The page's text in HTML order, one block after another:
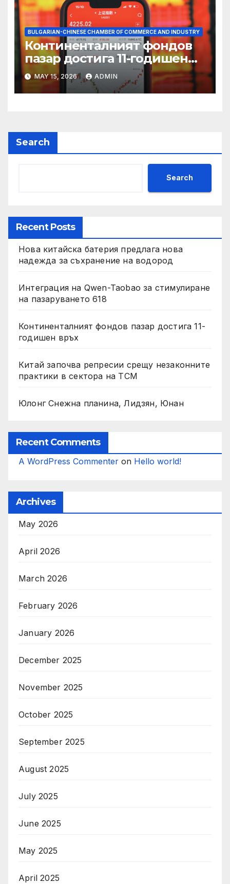
BULGARIAN-CHINESE CHAMBER OF COMMERCE AND INDUSTRY
Континенталният фондов
пазар достига 11-годишен
връх
MAY 15, 2026 ADMIN
Search
Search
Recent Posts
Нова китайска батерия предлага нова
надежда за съхранение на водород
Интеграция на Qwen-Taobao за стимулиране
на пазаруването 618
Континенталният фондов пазар достига 11-
годишен връх
Китай започва репресии срещу незаконните
практики в сектора на TCM
Юлонг Снежна планина, Лидзян, Юнан
Recent Comments
A WordPress Commenter on Hello world!
Archives
May 2026
April 2026
March 2026
February 2026
January 2026
December 2025
November 2025
October 2025
September 2025
August 2025
July 2025
June 2025
May 2025
April 2025